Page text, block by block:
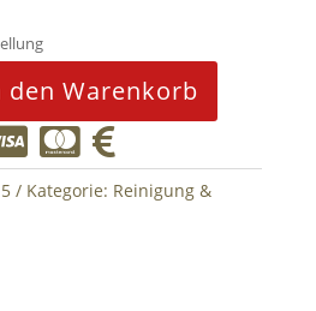
den Warenkorb
 
Kategorie: Reinigung &